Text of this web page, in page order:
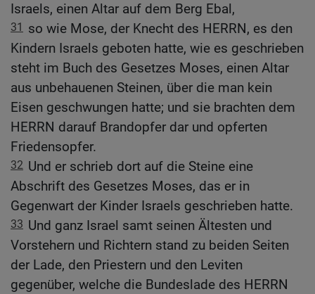
Israels, einen Altar auf dem Berg Ebal,
31
so wie Mose, der Knecht des HERRN, es den
Kindern Israels geboten hatte, wie es geschrieben
steht im Buch des Gesetzes Moses, einen Altar
aus unbehauenen Steinen, über die man kein
Eisen geschwungen hatte; und sie brachten dem
HERRN darauf Brandopfer dar und opferten
Friedensopfer.
32 Und er schrieb dort auf die Steine eine
Abschrift des Gesetzes Moses, das er in
Gegenwart der Kinder Israels geschrieben hatte.
33 Und ganz Israel samt seinen Ältesten und
Vorstehern und Richtern stand zu beiden Seiten
der Lade, den Priestern und den Leviten
gegenüber, welche die Bundeslade des HERRN